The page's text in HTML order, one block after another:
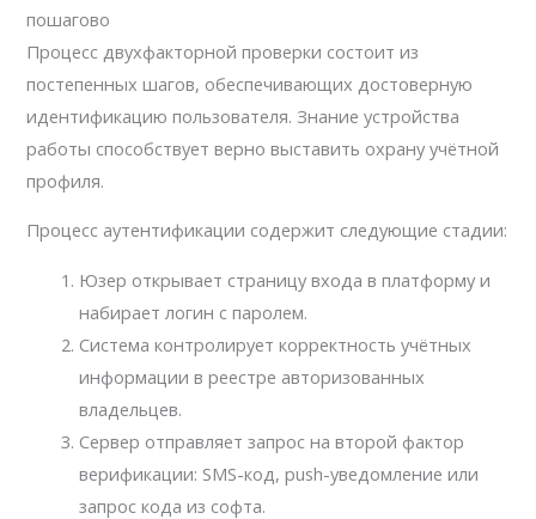
пошагово
Процесс двухфакторной проверки состоит из
постепенных шагов, обеспечивающих достоверную
идентификацию пользователя. Знание устройства
работы способствует верно выставить охрану учётной
профиля.
Процесс аутентификации содержит следующие стадии:
Юзер открывает страницу входа в платформу и
набирает логин с паролем.
Система контролирует корректность учётных
информации в реестре авторизованных
владельцев.
Сервер отправляет запрос на второй фактор
верификации: SMS-код, push-уведомление или
запрос кода из софта.